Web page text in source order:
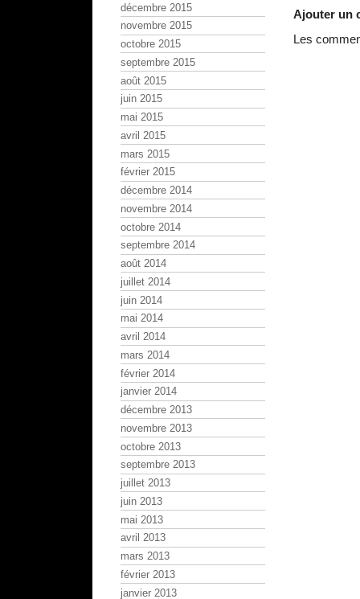
Ajouter un
Les
décembre 2015
novembre 2015
octobre 2015
septembre 2015
août 2015
juin 2015
mai 2015
avril 2015
mars 2015
février 2015
décembre 2014
novembre 2014
octobre 2014
septembre 2014
août 2014
juillet 2014
juin 2014
mai 2014
avril 2014
mars 2014
février 2014
janvier 2014
décembre 2013
novembre 2013
octobre 2013
septembre 2013
juillet 2013
juin 2013
mai 2013
avril 2013
mars 2013
février 2013
janvier 2013